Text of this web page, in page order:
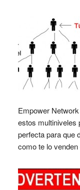
Empower
estos multiniveles
perfecta para que
como te lo